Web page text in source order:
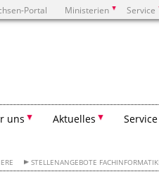
Portal Ministerien Service
uns Aktuelles Service
STELLENANGEBOTE